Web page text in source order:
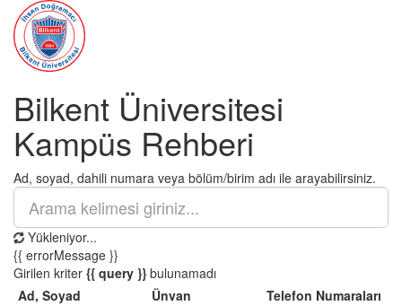
Bilkent Üniversitesi
Kampüs Rehberi
Ad, soyad, dahili numara veya bölüm/birim adı ile arayabilirsiniz.
Yükleniyor...
{{ errorMessage }}
Girilen kriter {{ query }} bulunamadı
Ad, Soyad
Ünvan
Telefon Numaraları